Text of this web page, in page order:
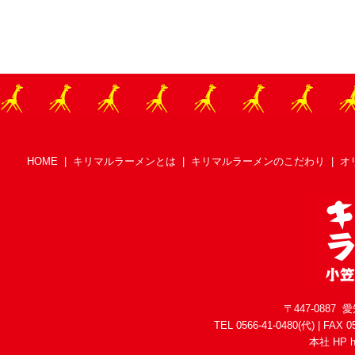
HOME キリマルラーメンとは キリマルラーメンのこだわり オ
〒447-0887 愛
TEL 0566-41-0480(代) | FAX
本社 HP